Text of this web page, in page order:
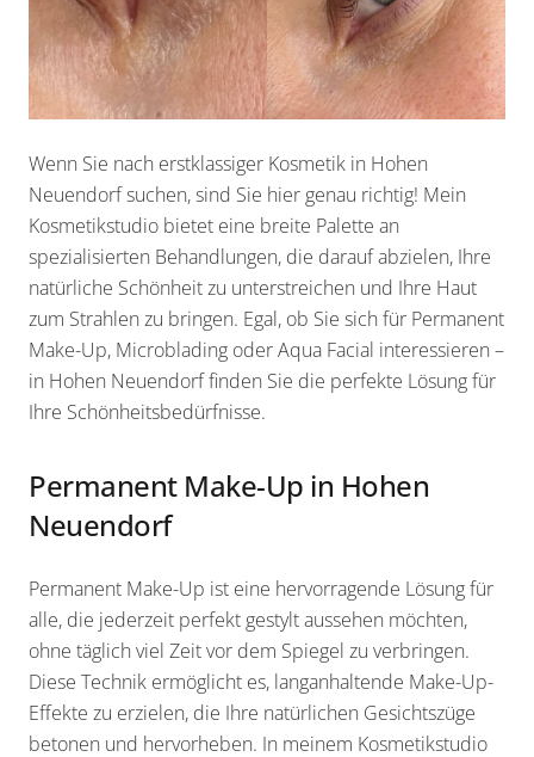
Wenn Sie nach erstklassiger Kosmetik in Hohen
Neuendorf suchen, sind Sie hier genau richtig! Mein
Kosmetikstudio bietet eine breite Palette an
spezialisierten Behandlungen, die darauf abzielen, Ihre
natürliche Schönheit zu unterstreichen und Ihre Haut
zum Strahlen zu bringen. Egal, ob Sie sich für Permanent
Make-Up, Microblading oder Aqua Facial interessieren –
in Hohen Neuendorf finden Sie die perfekte Lösung für
Ihre Schönheitsbedürfnisse.
Permanent Make-Up in Hohen
Neuendorf
Permanent Make-Up ist eine hervorragende Lösung für
alle, die jederzeit perfekt gestylt aussehen möchten,
ohne täglich viel Zeit vor dem Spiegel zu verbringen.
Diese Technik ermöglicht es, langanhaltende Make-Up-
Effekte zu erzielen, die Ihre natürlichen Gesichtszüge
betonen und hervorheben. In meinem Kosmetikstudio